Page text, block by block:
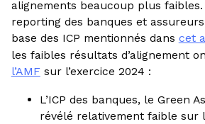
alignements beaucoup plus faibles.
reporting des banques et
base des ICP mentionnés dans cet
les faibles résultats d’alignement
l’AMFsur l’exercice 2024 :
L’ICP des banques, le Green
révélé relativement faible sur